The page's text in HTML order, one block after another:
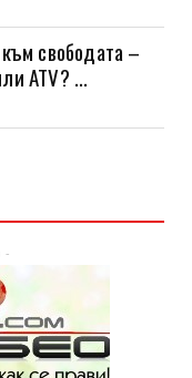
свободата –
ATV? ...
-